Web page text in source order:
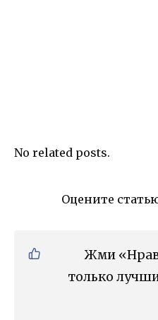
No related posts.
Оцените
Жми
только